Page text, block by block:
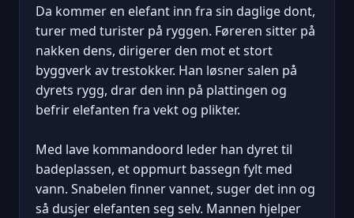
Da kommer en elefant inn fra sin daglige dont,
turer med turister på ryggen. Føreren sitter på
nakken dens, dirigerer den mot et stort
byggverk av trestokker. Han løsner salen på
dyrets rygg, drar den inn på plattingen og
befrir elefanten fra vekt og plikter.
Med lave kommandoord leder han dyret til
badeplassen, et oppmurt bassegn fylt med
vann. Snabelen finner vannet, suger det inn og
så dusjer elefanten seg selv. Mannen hjelper